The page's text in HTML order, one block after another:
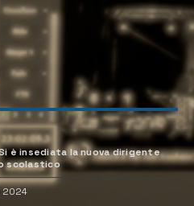
è insediata la nuova dirigente
scolastico
2024